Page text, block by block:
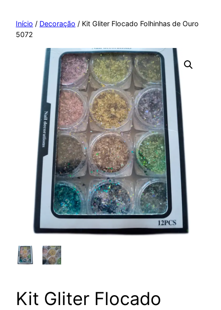
paraInício / Decoração / Kit Gliter Flocado Folhinhas de Ouro
5072
Kit Gliter Flocado